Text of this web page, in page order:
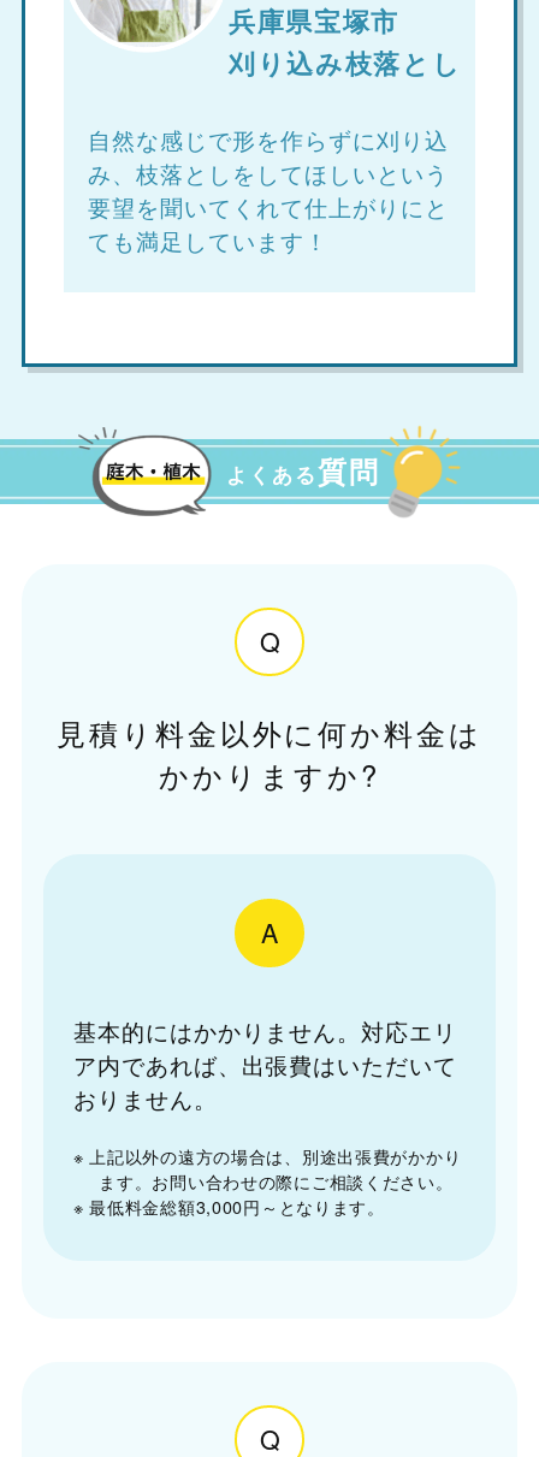
兵庫県宝塚市
刈り込み枝落とし
自然な感じで形を作らずに刈り込
み、枝落としをしてほしいという
要望を聞いてくれて仕上がりにと
ても満足しています！
よくある質問
Q
見積り料金以外に何か料金は
かかりますか?
A
基本的にはかかりません。対応エリ
ア内であれば、出張費はいただいて
おりません。
※ 上記以外の遠方の場合は、別途出張費がかかり
ます。お問い合わせの際にご相談ください。
※ 最低料金総額3,000円～となります。
Q